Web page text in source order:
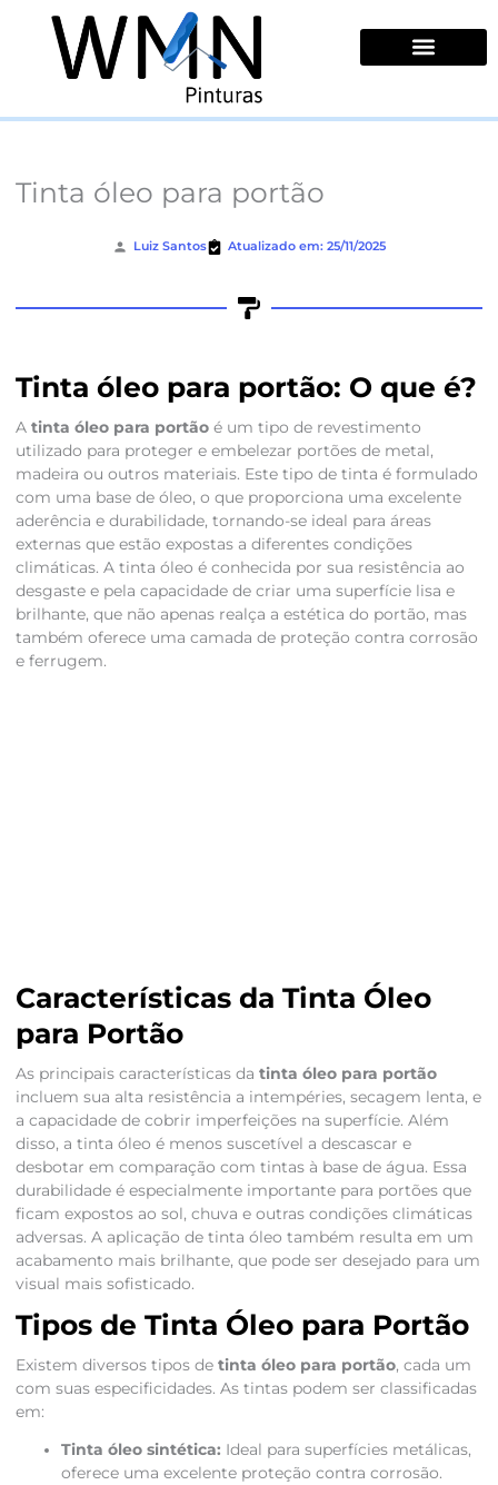
conteúdo
Tinta óleo para portão
Luiz Santos Atualizado em: 25/11/2025
Tinta óleo para portão: O que é?
A tinta óleo para portãoé um tipo de revestimento
utilizado para proteger e embelezar portões de metal,
madeira ou outros materiais. Este tipo de tinta é formulado
com uma base de óleo, o que proporciona uma excelente
aderência e durabilidade, tornando-se ideal para áreas
externas que estão expostas a diferentes condições
climáticas. A tinta óleo é conhecida por sua resistência ao
desgaste e pela capacidade de criar uma superfície lisa e
brilhante, que não apenas realça a estética do portão, mas
também oferece uma camada de proteção contra corrosão
e ferrugem.
Características da Tinta Óleo
para Portão
As principais características da tinta óleo para portão
incluem sua alta resistência a intempéries, secagem lenta, e
a capacidade de cobrir imperfeições na superfície. Além
disso, a tinta óleo é menos suscetível a descascar e
desbotar em comparação com tintas à base de água. Essa
durabilidade é especialmente importante para portões que
ficam expostos ao sol, chuva e outras condições climáticas
adversas. A aplicação de tinta óleo também resulta em um
acabamento mais brilhante, que pode ser desejado para um
visual mais sofisticado.
Tipos de Tinta Óleo para Portão
Existem diversos tipos de tinta óleo para portão, cada um
com suas especificidades. As tintas podem ser classificadas
em:
Tinta óleo sintética: Ideal para superfícies metálicas,
oferece uma excelente proteção contra corrosão.